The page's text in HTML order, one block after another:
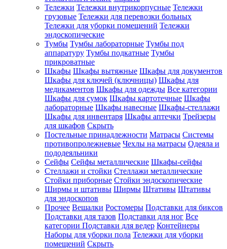
Тележки Тележки внутрикорпусные Тележки
грузовые Тележки для перевозки больных
Тележки для уборки помещений Тележки
эндоскопические
Тумбы Тумбы лабораторные Тумбы под
аппаратуру Тумбы подкатные Тумбы
прикроватные
Шкафы Шкафы вытяжные Шкафы для документов
Шкафы для ключей (ключницы) Шкафы для
медикаментов Шкафы для одежды Все категории
Шкафы для сумок Шкафы картотечные Шкафы
лабораторные Шкафы навесные Шкафы-стеллажи
Шкафы для инвентаря Шкафы аптечки Трейзеры
для шкафов Скрыть
Постельные принадлежности Матрасы Системы
противопролежневые Чехлы на матрасы Одеяла и
пододеяльники
Сейфы Сейфы металлические Шкафы-сейфы
Стеллажи и стойки Стеллажи металлические
Стойки приборные Стойки эндоскопические
Ширмы и штативы Ширмы Штативы Штативы
для эндоскопов
Прочее Вешалки Ростомеры Подставки для биксов
Подставки для тазов Подставки для ног Все
категории Подставки для ведер Контейнеры
Наборы для уборки пола Тележки для уборки
помещений Скрыть